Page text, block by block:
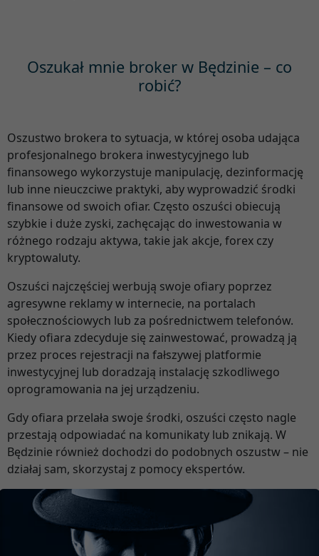
Oszukał mnie broker w Będzinie – co
robić?
Oszustwo brokera to sytuacja, w której osoba udająca
profesjonalnego brokera inwestycyjnego lub
finansowego wykorzystuje manipulację, dezinformację
lub inne nieuczciwe praktyki, aby wyprowadzić środki
finansowe od swoich ofiar. Często oszuści obiecują
szybkie i duże zyski, zachęcając do inwestowania w
różnego rodzaju aktywa, takie jak akcje, forex czy
kryptowaluty.
Oszuści najczęściej werbują swoje ofiary poprzez
agresywne reklamy w internecie, na portalach
społecznościowych lub za pośrednictwem telefonów.
Kiedy ofiara zdecyduje się zainwestować, prowadzą ją
przez proces rejestracji na fałszywej platformie
inwestycyjnej lub doradzają instalację szkodliwego
oprogramowania na jej urządzeniu.
Gdy ofiara przelała swoje środki, oszuści często nagle
przestają odpowiadać na komunikaty lub znikają. W
Będzinie również dochodzi do podobnych oszustw – nie
działaj sam, skorzystaj z pomocy ekspertów.